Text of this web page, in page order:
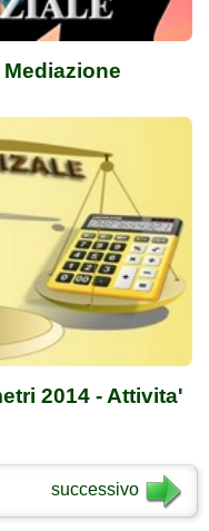
2014 - Attivita'
successivo